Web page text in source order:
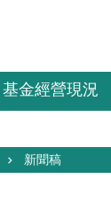
基金經營現況
新聞稿